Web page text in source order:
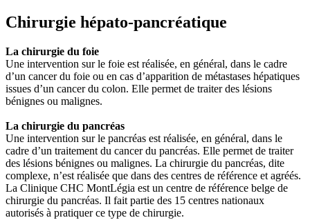
Chirurgie hépato-pancréatique
La chirurgie du foie
Une intervention sur le foie est réalisée, en général, dans le cadre
d’un cancer du foie ou en cas d’apparition de métastases hépatiques
issues d’un cancer du colon. Elle permet de traiter des lésions
bénignes ou malignes.
La chirurgie du pancréas
Une intervention sur le pancréas est réalisée, en général, dans le
cadre d’un traitement du cancer du pancréas. Elle permet de traiter
des lésions bénignes ou malignes. La chirurgie du pancréas, dite
complexe, n’est réalisée que dans des centres de référence et agréés.
La Clinique CHC MontLégia est un centre de référence belge de
chirurgie du pancréas. Il fait partie des 15 centres nationaux
autorisés à pratiquer ce type de chirurgie.